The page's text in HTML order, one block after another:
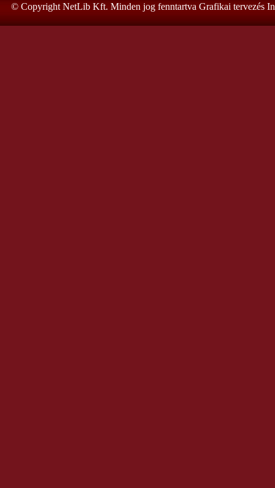
© Copyright NetLib Kft. Minden jog fenntartva Grafikai tervezés